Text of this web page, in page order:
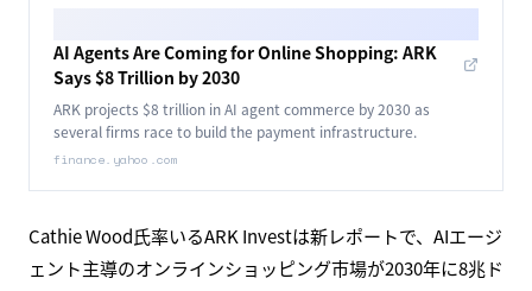
AI Agents Are Coming for Online Shopping: ARK
Says $8 Trillion by 2030
ARK projects $8 trillion in AI agent commerce by 2030 as
several firms race to build the payment infrastructure.
finance.yahoo.com
Cathie Wood氏率いるARK Investは新レポートで、AIエージ
ェント主導のオンラインショッピング市場が2030年に8兆ド